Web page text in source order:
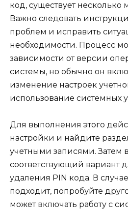
код, существует несколько
Важно следовать
проблем и исправить
необходимости. Процесс
зависимости от версии
системы, но обычно он
изменение настроек
использование системных
Для выполнения этого
настройки и найдите
учетными записями. Затем
соответствующий вариант
удаления PIN кода. В
подходит, попробуйте
может включать работу с